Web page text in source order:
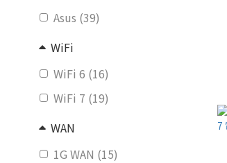
Asus (39)
WiFi
WiFi 6 (16)
WiFi 7 (19)
WAN
1G WAN (15)